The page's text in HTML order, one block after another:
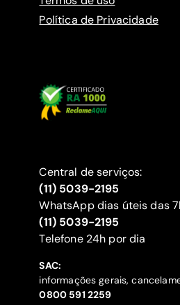
Política de Privacidade
Central de serviços:
(11) 5039-2195
WhatsApp dias úteis das
(11) 5039-2195
‍Telefone 24h por dia
SAC:
informações gerais,
‍0800 591 2259